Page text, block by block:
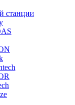
станции